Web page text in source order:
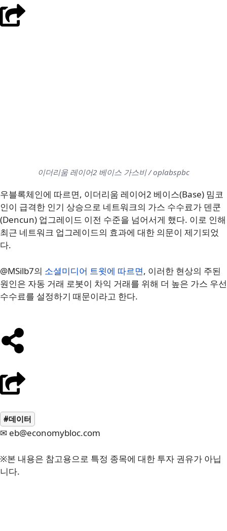
이더리움 레이어2 베이스 가스비 / oplabspbc
우블록체인에 따르면, 이더리움 레이어2 베이스(Base) 밈코
인이 급격한 인기 상승으로 네트워크의 가스 수수료가 덴쿤
(Dencun) 업그레이드 이전 수준을 넘어서게 했다. 이로 인해
최근 네트워크 업그레이드의 효과에 대한 의문이 제기되었
다.
@MSilb7의 소셜미디어 트윗에 따르면, 이러한 현상의 주된
원인은 자동 거래 로봇이 차익 거래를 위해 더 높은 가스 우선
수수료를 설정하기 때문이라고 한다.
#데이터
✉ eb@economybloc.com
※본 내용은 참고용으로 특정 종목에 대한 투자 권유가 아닙
니다.